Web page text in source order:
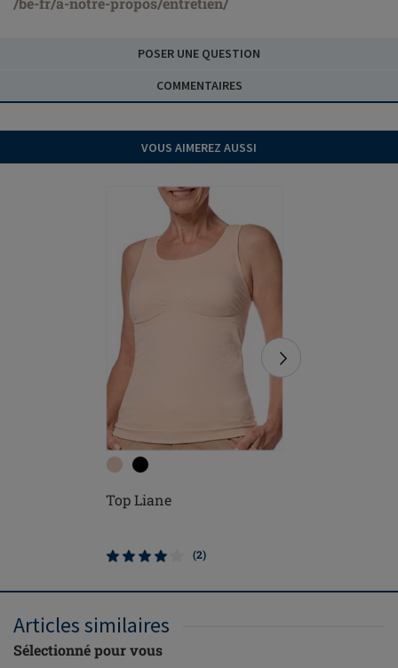
POSER UNE QUESTION
COMMENTAIRES
VOUS AIMEREZ AUSSI
Top Liane
(2)
Articles similaires
Sélectionné pour vous